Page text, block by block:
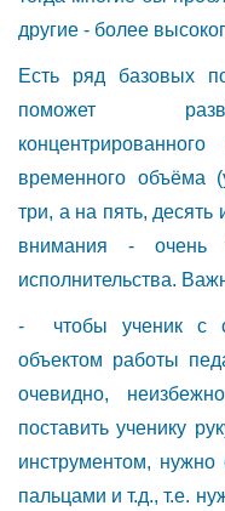
другие - более
Есть ряд базовых
поможет
временного объёма
три, а на пять,
внимания - очень
исполнительства.
- чтобы ученик с
объектом работы
очевидно,
поставить ученику
инструментом, нужно
пальцами и т.д., т.е.